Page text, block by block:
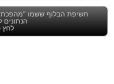
חשיפת הבלוף ששמו
הנתונים
לחץ